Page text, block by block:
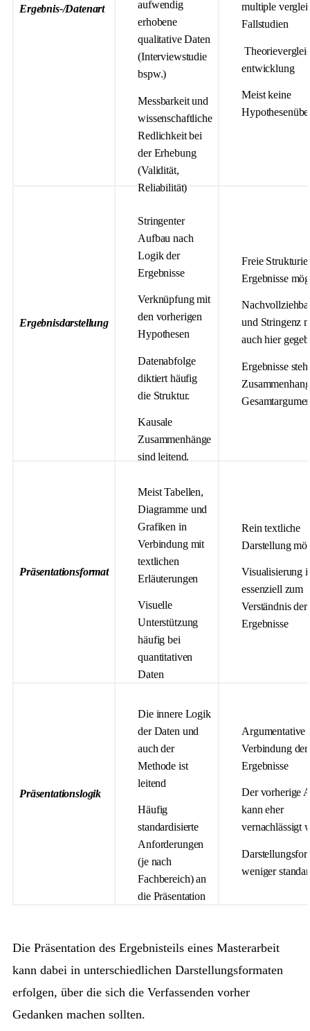
Ergebnis-/Datenart
aufwendig
erhobene
qualitative Daten
(Interviewstudie
bspw.)
Messbarkeit und
wissenschaftliche
Redlichkeit bei
der Erhebung
(Validität,
Reliabilität)
multiple
Fallstudien
entwicklung
Meist keine
Ergebnisdarstellung
Stringenter
Aufbau nach
Logik der
Ergebnisse
Verknüpfung mit
den vorherigen
Hypothesen
Datenabfolge
diktiert häufig
die Struktur.
Kausale
Zusammenhänge
sind leitend.
Freie
Ergebnisse
und Stringenz
auch hier
Ergebnisse
Präsentationsformat
Meist Tabellen,
Diagramme und
Grafiken in
Verbindung mit
textlichen
Erläuterungen
Visuelle
Unterstützung
häufig bei
quantitativen
Daten
Rein textliche
Darstellung
Visualisierung
essenziell zum
Verständnis der
Ergebnisse
Präsentationslogik
Die innere Logik
der Daten und
auch der
Methode ist
leitend
Häufig
standardisierte
Anforderungen
(je nach
Fachbereich) an
die Präsentation
Argumentative
Verbindung der
Ergebnisse
Der vorherige
kann eher
vernachlässigt
weniger
Die Präsentation des Ergebnisteils eines Masterarbeit
kann dabei in unterschiedlichen Darstellungsformaten
erfolgen, über die sich die Verfassenden vorher
Gedanken machen sollten.